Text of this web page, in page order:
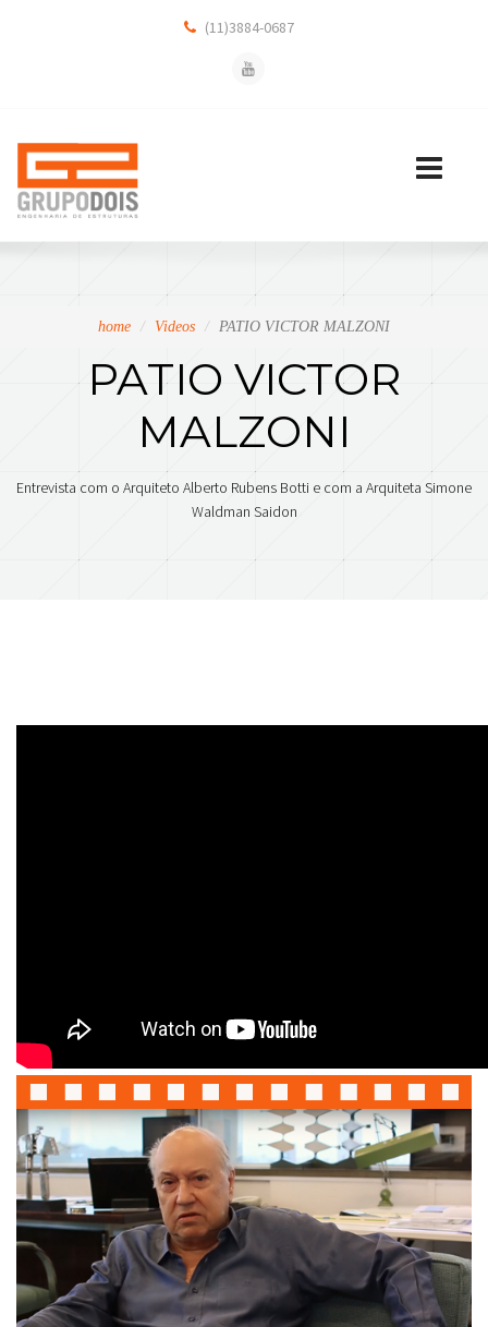
(11)3884-0687
Toggle
home Videos PATIO VICTOR MALZONI
PATIO VICTOR
MALZONI
Entrevista com o Arquiteto Alberto Rubens Botti e com a Arquiteta Simone
Waldman Saidon